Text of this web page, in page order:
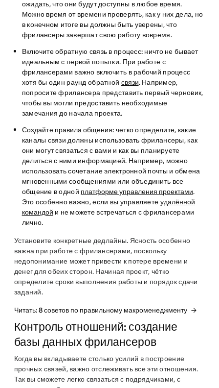
ожидать, что они будут доступны в любое время.
Можно время от времени проверять, как у них дела, но
в конечном итоге вы должны быть уверены, что
фрилансеры завершат свою работу вовремя.
Включите обратную связь в процесс: ничто не бывает
идеальным с первой попытки. При работе с
фрилансерами важно включить в рабочий процесс
хотя бы один раунд обратной связи. Например,
попросите фрилансера представить первый черновик,
чтобы вы могли предоставить необходимые
замечания до начала проекта.
Создайте правила общения: четко определите, какие
каналы связи должны использовать фрилансеры, как
они могут связаться с вами и как вы планируете
делиться с ними информацией. Например, можно
использовать сочетание электронной почты и обмена
мгновенными сообщениями или объединить все
общение в одной платформе управления проектами.
Это особенно важно, если вы управляете удалённой
командой и не можете встречаться с фрилансерами
лично.
Установите конкретные дедлайны. Ясность особенно
важна при работе с фрилансерами, поскольку
недопонимание может привести к потере времени и
денег для обеих сторон. Начиная проект, чётко
определите сроки выполнения работы и порядок сдачи
заданий.
Читать: 8 советов по правильному макроменеджменту
Контроль отношений: создание
базы данных фрилансеров
Когда вы вкладываете столько усилий в построение
прочных связей, важно отслеживать все эти отношения.
Так вы сможете легко связаться с подрядчиками, с